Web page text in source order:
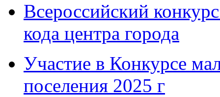
Всероссийский
кода центра города
Участие в Конкурсе
поселения 2025 г